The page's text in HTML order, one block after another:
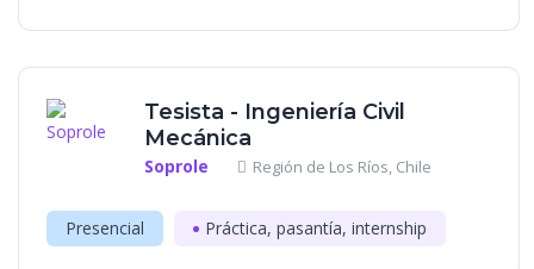
Tesista - Ingeniería Civil
Mecánica
Soprole Región de Los Ríos, Chile
Presencial Práctica, pasantía, internship